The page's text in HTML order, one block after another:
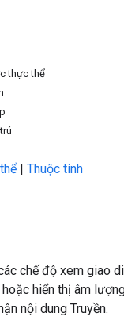
thực thể
| Thuộc tính
chế độ xem giao
hiển thị âm
nội dung Truyền.